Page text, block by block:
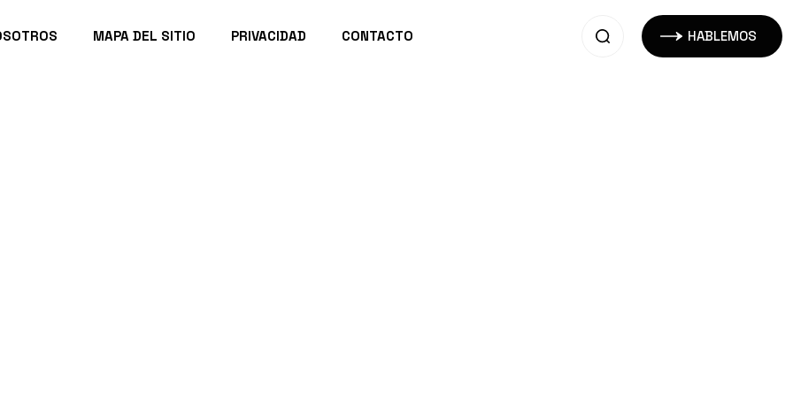
MAPA DEL SITIO PRIVACIDAD CONTACTO HABLEMOS